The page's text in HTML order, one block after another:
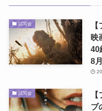
試写会
映
40
8
試写会
ブ